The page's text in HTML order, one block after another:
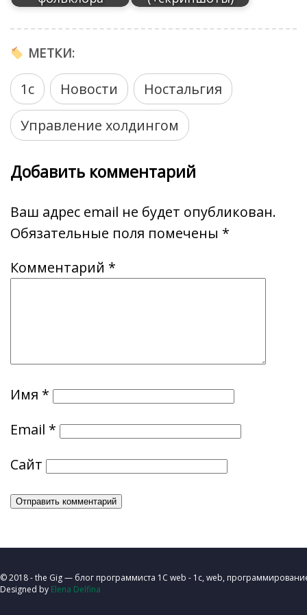
МЕТКИ:
1с Новости
Ностальгия
Управление холдингом
Добавить комментарий
Ваш адрес email не будет опубликован.
Обязательные поля помечены *
Комментарий *
Имя *
Email *
Сайт
© 2018 - the Gig — блог программиста 1C web - 1с, web,
Designed by Elena Delfina